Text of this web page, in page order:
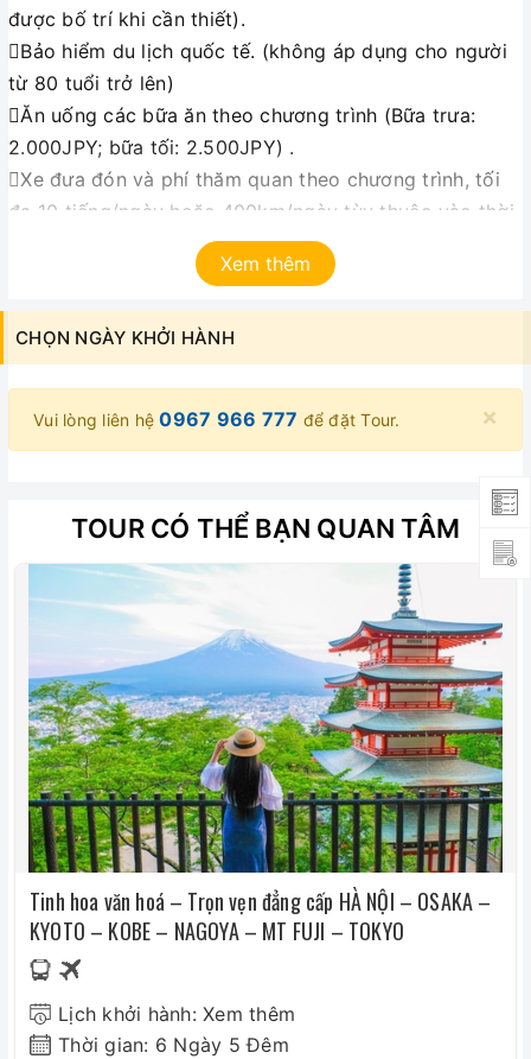
được bố trí khi cần thiết).
Bảo hiểm du lịch quốc tế. (không áp dụng cho người
từ 80 tuổi trở lên)
Ăn uống các bữa ăn theo chương trình (Bữa trưa:
2.000JPY; bữa tối: 2.500JPY) .
Xe đưa đón và phí thăm quan theo chương trình, tối
đa 10 tiếng/ngày hoặc 400km/ngày tùy thuộc vào thời
Hướng dẫn viên nhiệt tình, kinh nghiệm suốt tuyến.
Nước suối 01chai/người/ngày
Thuế VAT
Giá tour không bao gồm:
Tiền bồi dưỡng cho hướng dẫn viên + lái xe (35
USD/người)
Phụ phí phòng đơn 5.000.000vnđ/người
Visa nhập cảnh Việt Nam dành cho khách mang hộ
chiếu nước ngoài : 1.161.000 VNĐ/lần/khách
Phí quá giờ cho lái xe tại Nhật Bản ( lưu ý: giờ làm
việc của lái xe bên Nhật Bản là 10h/ ngày)
Xem thêm
CHỌN NGÀY KHỞI HÀNH
×
Vui lòng liên hệ0967 966 777 để đặt Tour.
TOUR CÓ THỂ BẠN QUAN TÂM
Tinh hoa văn hoá – Trọn vẹn đẳng cấp HÀ NỘI – OSAKA –
KYOTO – KOBE – NAGOYA – MT FUJI – TOKYO
Lịch khởi hành: Xem thêm
Thời gian: 6 Ngày 5 Đêm